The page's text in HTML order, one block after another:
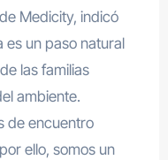
Medicity, indicó
un paso natural
las familias
ambiente.
de encuentro
ello, somos un